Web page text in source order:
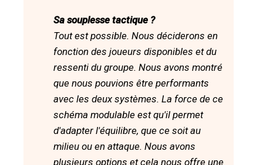
Sa souplesse tactique ?
Tout est possible. Nous déciderons en
fonction des joueurs disponibles et du
ressenti du groupe. Nous avons montré
que nous pouvions être performants
avec les deux systèmes. La force de ce
schéma modulable est qu'il permet
d'adapter l'équilibre, que ce soit au
milieu ou en attaque. Nous avons
plusieurs options et cela nous offre une